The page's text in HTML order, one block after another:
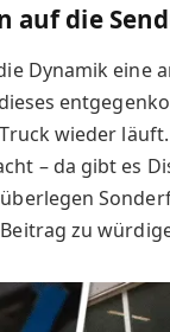
auf die
Dynamik eine
wieder
– da gibt es
zu